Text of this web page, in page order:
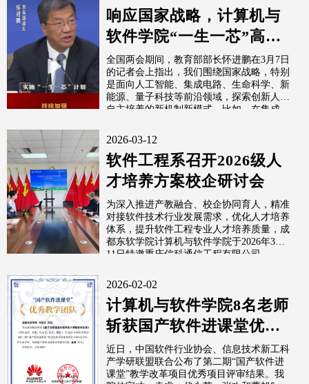
响应国家战略，计算机与
软件学院“一生一芯”高校
学习小组奔赴“一生一
芯”深圳基...
全国两会期间，教育部部长怀进鹏在3月7日
的记者会上指出，我们围绕国家战略，特别
是面向人工智能、集成电路、生命科学、新
能源、量子科技等前沿领域，探索创新人才
自主培养的新机制新模式。比如，在集成...
2026-03-12
软件工程系召开2026级人
才培养方案校企研讨会
为深入推进产教融合、校企协同育人，精准
对接软件技术行业发展需求，优化人才培养
体系，提升软件工程专业人才培养质量，成
都东软学院计算机与软件学院于2026年3月
11日特邀重庆信科通信工程有限公司...
2026-02-02
计算机与软件学院8名老师
斩获国产软件进课堂优秀
教学团队金奖铜奖
近日，中国软件行业协会、信息技术新工科
产学研联盟联合公布了第二期“国产软件进
课堂”教学改革项目优秀项目评审结果。我